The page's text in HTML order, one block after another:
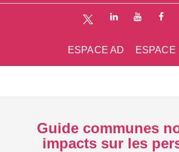
ESPACE
ESPACE AD
Guide communes
impacts sur les